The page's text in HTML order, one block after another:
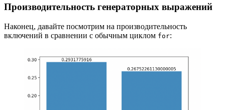
Производительность генераторных выражений
Наконец, давайте посмотрим на производительность
включений в сравнении с обычным циклом for: